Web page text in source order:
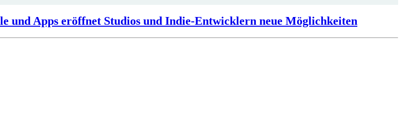
und Apps eröffnet Studios und Indie-Entwicklern neue Möglichkeiten